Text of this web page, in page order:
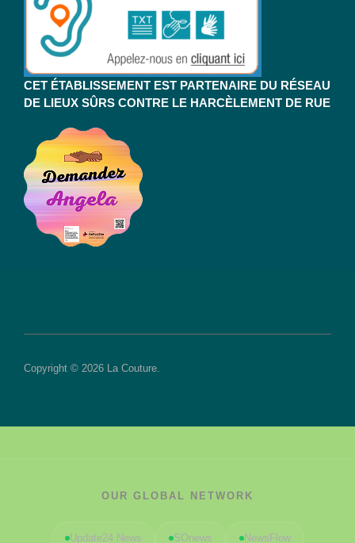
CET ÉTABLISSEMENT EST PARTENAIRE DU RÉSEAU
DE LIEUX SÛRS CONTRE LE HARCÈLEMENT DE RUE
Copyright © 2026 La Couture.
OUR GLOBAL NETWORK
Update24 News SOnews NewsFlow